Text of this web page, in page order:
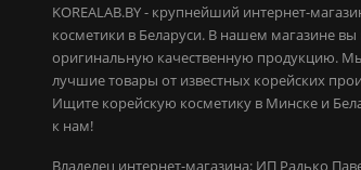
KOREALAB.BY - крупнейший интернет-
косметики в Беларуси. В нашем магазине вы
оригинальную качественную продукцию.
лучшие товары от известных корейских
Ищите корейскую косметику в Минске и
к нам!
Владелец интернет-магазина: ИП Радько